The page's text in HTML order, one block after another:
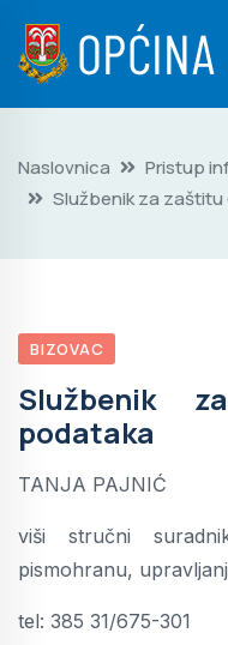
Naslovnica
Pristup
Službenik za
BIZOVAC
Službenik
podataka
TANJA PAJNIĆ
viši stručni
pismohranu,
tel: 385 31/675-301